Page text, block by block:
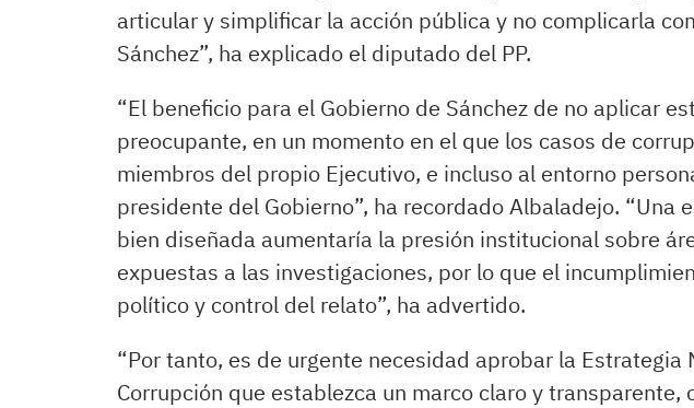
articular y simplificar la acción pública y no complicarla
Sánchez”, ha explicado el diputado del PP.
“El beneficio para el Gobierno de Sánchez de no aplicar
preocupante, en un momento en el que los casos de
miembros del propio Ejecutivo, e incluso al entorno
presidente del Gobierno”, ha recordado Albaladejo. “Una
bien diseñada aumentaría la presión institucional sobre
expuestas a las investigaciones, por lo que el
político y control del relato”, ha advertido.
“Por tanto, es de urgente necesidad aprobar la Estrategia
Corrupción que establezca un marco claro y transparente,